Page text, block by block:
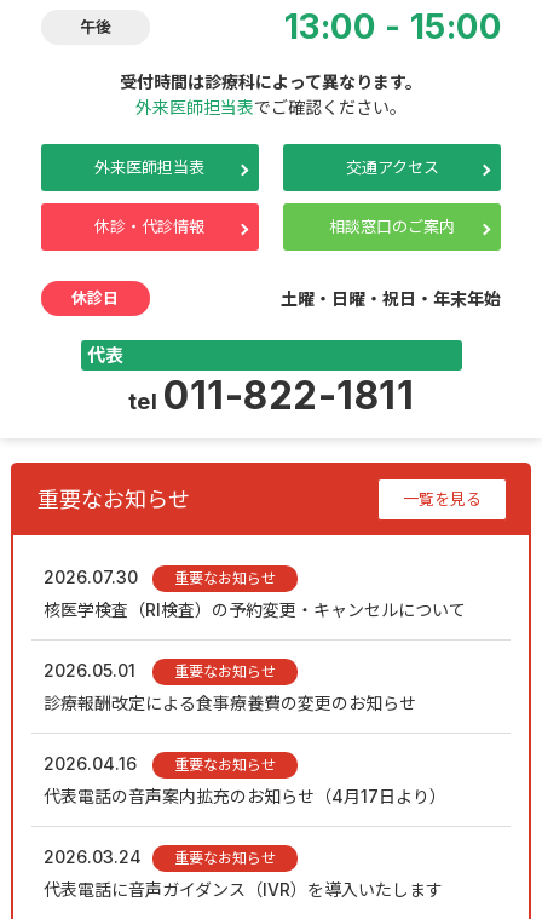
午後 13:00 - 15:00
受付時間は診療科によって異なります。
外来医師担当表でご確認ください。
外来医師担当表 交通アクセス
休診・代診情報 相談窓口のご案内
休診日 土曜・日曜・祝日・年末年始
代表
tel 011-822-1811
重要なお知らせ 一覧を見る
2026.07.30 重要なお知らせ
核医学検査（RI検査）の予約変更・キャンセルについて
2026.05.01 重要なお知らせ
診療報酬改定による食事療養費の変更のお知らせ
2026.04.16 重要なお知らせ
代表電話の音声案内拡充のお知らせ（4月17日より）
2026.03.24 重要なお知らせ
代表電話に音声ガイダンス（IVR）を導入いたします